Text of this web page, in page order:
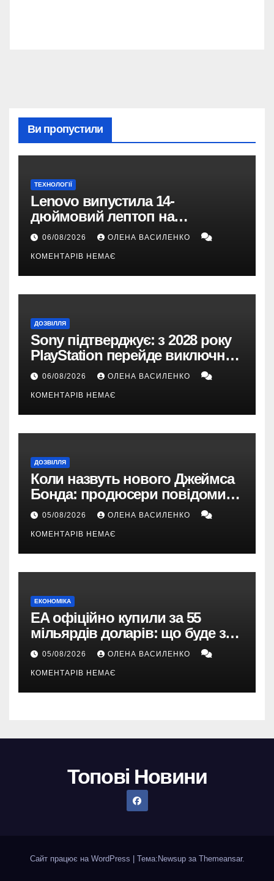
Ви пропустили
ТЕХНОЛОГІЇ
Lenovo випустила 14-
дюймовий лептоп на
Snapdragon X2 з автономністю
понад 33 години
06/08/2026 ОЛЕНА ВАСИЛЕНКО
КОМЕНТАРІВ НЕМАЄ
ДОЗВІЛЛЯ
Sony підтверджує: з 2028 року
PlayStation перейде виключно
на цифрові ігри
06/08/2026 ОЛЕНА ВАСИЛЕНКО
КОМЕНТАРІВ НЕМАЄ
ДОЗВІЛЛЯ
Коли назвуть нового Джеймса
Бонда: продюсери повідомили
про терміни кастингу
05/08/2026 ОЛЕНА ВАСИЛЕНКО
КОМЕНТАРІВ НЕМАЄ
ЕКОНОМІКА
EA офіційно купили за 55
мільярдів доларів: що буде з
EA Sports FC, Battlefield і The
Sims
05/08/2026 ОЛЕНА ВАСИЛЕНКО
КОМЕНТАРІВ НЕМАЄ
Топові Новини
Сайт працює на WordPress Тема: Newsupза Themeansar.